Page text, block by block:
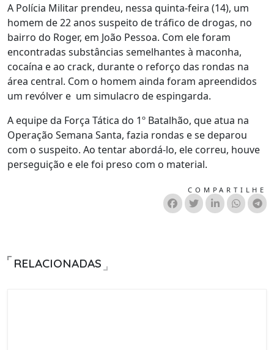
A Polícia Militar prendeu, nessa quinta-feira (14), um
homem de 22 anos suspeito de tráfico de drogas, no
bairro do Roger, em João Pessoa. Com ele foram
encontradas substâncias semelhantes à maconha,
cocaína e ao crack, durante o reforço das rondas na
área central. Com o homem ainda foram apreendidos
um revólver e um simulacro de espingarda.
A equipe da Força Tática do 1º Batalhão, que atua na
Operação Semana Santa, fazia rondas e se deparou
com o suspeito. Ao tentar abordá-lo, ele correu, houve
perseguição e ele foi preso com o material.
COMPARTILHE
RELACIONADAS